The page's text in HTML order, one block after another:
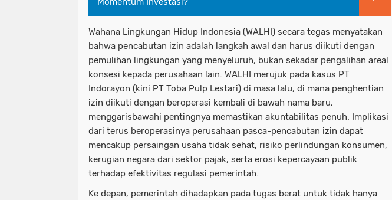
Wahana Lingkungan Hidup Indonesia (WALHI) secara tegas menyatakan
bahwa pencabutan izin adalah langkah awal dan harus diikuti dengan
pemulihan lingkungan yang menyeluruh, bukan sekadar pengalihan areal
konsesi kepada perusahaan lain. WALHI merujuk pada kasus PT
Indorayon (kini PT Toba Pulp Lestari) di masa lalu, di mana penghentian
izin diikuti dengan beroperasi kembali di bawah nama baru,
menggarisbawahi pentingnya memastikan akuntabilitas penuh. Implikasi
dari terus beroperasinya perusahaan pasca-pencabutan izin dapat
mencakup persaingan usaha tidak sehat, risiko perlindungan konsumen,
kerugian negara dari sektor pajak, serta erosi kepercayaan publik
terhadap efektivitas regulasi pemerintah.
Ke depan, pemerintah dihadapkan pada tugas berat untuk tidak hanya